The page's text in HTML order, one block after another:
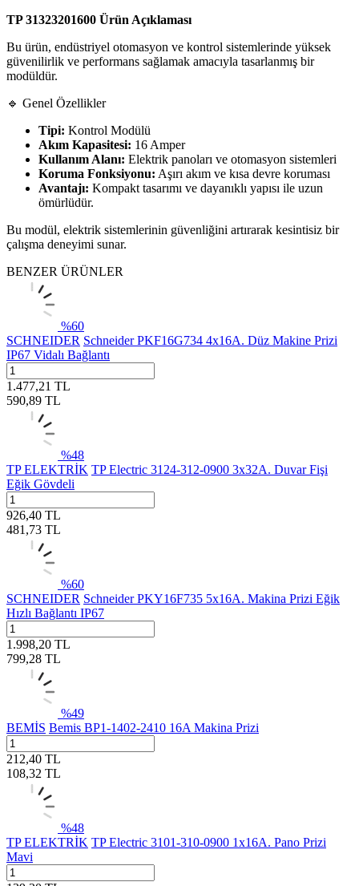
TP 31323201600 Ürün Açıklaması
Bu ürün, endüstriyel otomasyon ve kontrol sistemlerinde yüksek
güvenilirlik ve performans sağlamak amacıyla tasarlanmış bir
modüldür.
🔹 Genel Özellikler
Tipi: Kontrol Modülü
Akım Kapasitesi: 16 Amper
Kullanım Alanı: Elektrik panoları ve otomasyon sistemleri
Koruma Fonksiyonu: Aşırı akım ve kısa devre koruması
Avantajı: Kompakt tasarımı ve dayanıklı yapısı ile uzun
ömürlüdür.
Bu modül, elektrik sistemlerinin güvenliğini artırarak kesintisiz bir
çalışma deneyimi sunar.
BENZER ÜRÜNLER
%60
SCHNEIDER Schneider PKF16G734 4x16A. Düz Makine Prizi
IP67 Vidalı Bağlantı
1.477,21 TL
590,89 TL
%48
TP ELEKTRİK TP Electric 3124-312-0900 3x32A. Duvar Fişi
Eğik Gövdeli
926,40 TL
481,73 TL
%60
SCHNEIDER Schneider PKY16F735 5x16A. Makina Prizi Eğik
Hızlı Bağlantı IP67
1.998,20 TL
799,28 TL
%49
BEMİS Bemis BP1-1402-2410 16A Makina Prizi
212,40 TL
108,32 TL
%48
TP ELEKTRİK TP Electric 3101-310-0900 1x16A. Pano Prizi
Mavi